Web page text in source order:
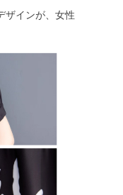
ザインが、女性